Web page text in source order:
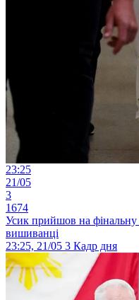
23:25
21/05
3
1674
Усик прийшов на фінальну
вишиванці
23:25, 21/05 3 Кадр дня